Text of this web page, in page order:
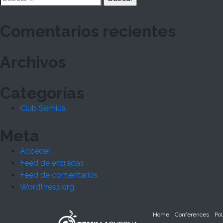
Comentarios recientes
Archivos
Categorías
Club Semilla
Meta
Acceder
Feed de entradas
Feed de comentarios
WordPress.org
Home Conferences